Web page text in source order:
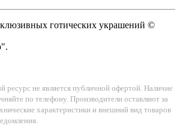
готических украшений ©
не является публичной офертой. Наличие
по телефону. Производители оставляют за
характеристики и внешний вид товаров